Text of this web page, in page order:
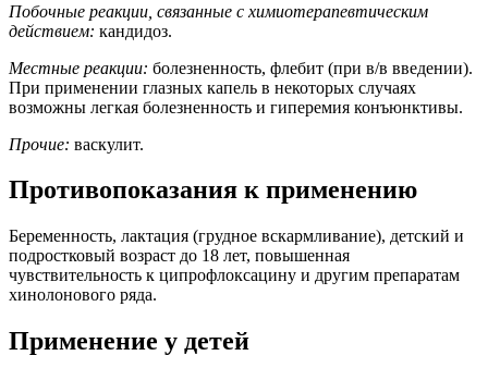
Побочные реакции, связанные с химиотерапевтическим
действием: кандидоз.
Местные реакции: болезненность, флебит (при в/в введении).
При применении глазных капель в некоторых случаях
возможны легкая болезненность и гиперемия конъюнктивы.
Прочие: васкулит.
Противопоказания к применению
Беременность, лактация (грудное вскармливание), детский и
подростковый возраст до 18 лет, повышенная
чувствительность к ципрофлоксацину и другим препаратам
хинолонового ряда.
Применение у детей